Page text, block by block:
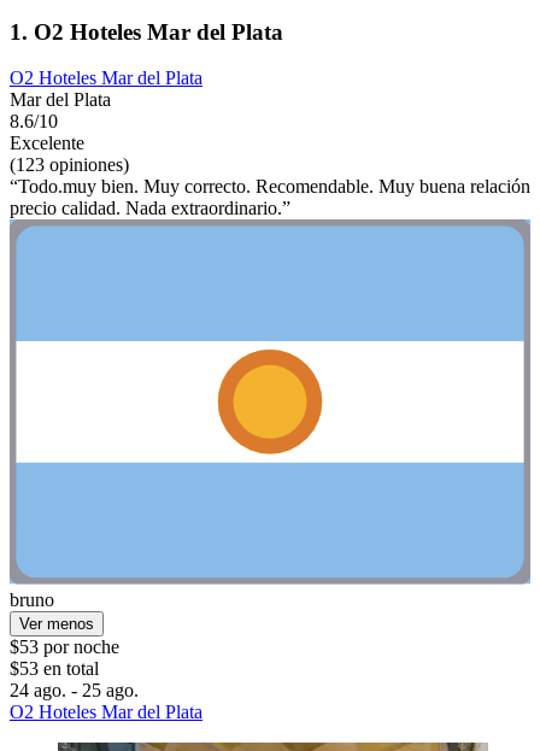
1. O2 Hoteles Mar del Plata
O2 Hoteles Mar del Plata
Mar del Plata
8.6/10
Excelente
(123 opiniones)
“Todo.muy bien. Muy correcto. Recomendable. Muy buena relación
precio calidad. Nada extraordinario.”
bruno
Ver menos
$53 por noche
$53 en total
24 ago. - 25 ago.
O2 Hoteles Mar del Plata